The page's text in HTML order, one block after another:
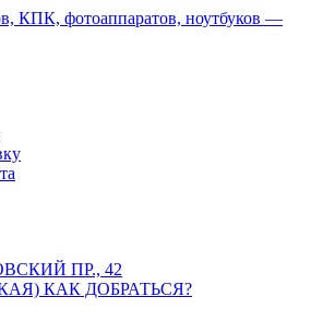
ПР., 42
КАК ДОБРАТЬСЯ?